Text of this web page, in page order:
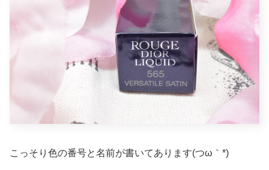
こっそり色の番号と名前が書いてあります(つω｀*)